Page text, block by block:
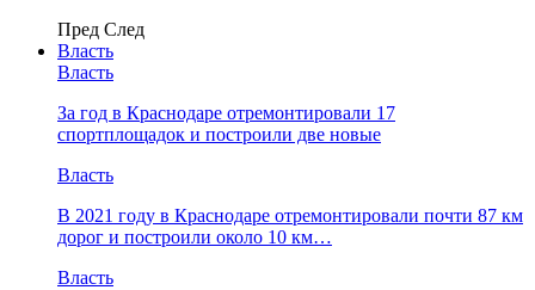
Пред След
Власть
Власть
За год в Краснодаре отремонтировали 17
спортплощадок и построили две новые
Власть
В 2021 году в Краснодаре отремонтировали почти 87 км
дорог и построили около 10 км…
Власть